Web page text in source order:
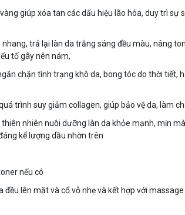
giúp xóa tan các dấu hiệu lão hóa, duy trì sự
trả lại làn da trắng sáng đều màu, nâng
tố gây nên nám,
chặn tình trạng khô da, bong tóc do thời tiết,
trình suy giảm collagen, giúp bảo vệ da, làm
nhiên nuôi dưỡng làn da khỏe mạnh, mịn
kể lượng dầu nhờn trên
nếu có
đều lên mặt và cổ.vỗ nhẹ và kết hợp với